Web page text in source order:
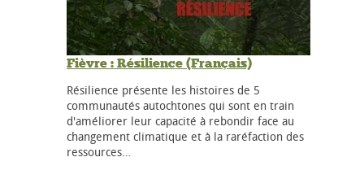
Fièvre : Résilience (Français)
Résilience présente les histoires de 5
communautés autochtones qui sont en train
d'améliorer leur capacité à rebondir face au
changement climatique et à la raréfaction des
ressources…